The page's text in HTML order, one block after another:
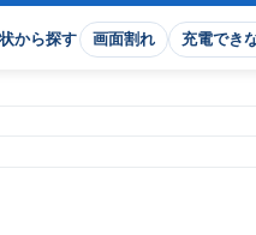
から探す 画面割れ 充電でき